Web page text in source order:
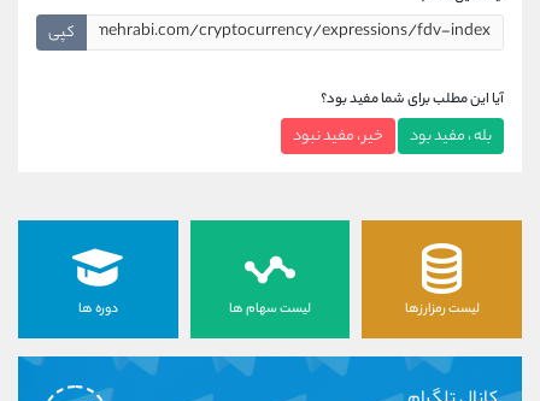
کپی
آیا این مطلب برای شما مفید بود؟
بله ، مفید بود خیر ، مفید نبود
لیست رمزارزها لیست سهام ها دوره ها